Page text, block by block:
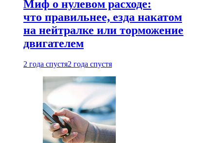
Миф о нулевом расходе:
что правильнее, езда накатом
на нейтралке или торможение
двигателем
2 года спустя2 года спустя